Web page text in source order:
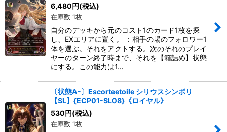
6,480円(税込)
在庫数 1枚
自分のデッキから元のコスト1のカード1枚を探
し、EXエリアに置く。 ：相手の場のフォロワー1
体を選ぶ。それをアクトする。次のそれのプレイ
ヤーのターン終了時まで、それを【箱詰め】状態
にする。この能力は1…
〔状態A-〕Escorteetoile シリウスシンボリ
【SL】{ECP01-SL08}《ロイヤル》
530円(税込)
在庫数 1枚